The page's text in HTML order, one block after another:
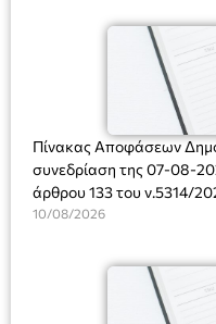
Πίνακας Αποφάσεων
συνεδρίαση της 07-08-2026 σύμφωνα με τις διατάξεις του
άρθρου 133 του ν.5314/
Πρόσκλησης: 10817/03-
10/08/2026